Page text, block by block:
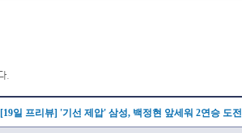
.
[19일 프리뷰] '기선 제압' 삼성, 백정현 앞세워 2연승 도전